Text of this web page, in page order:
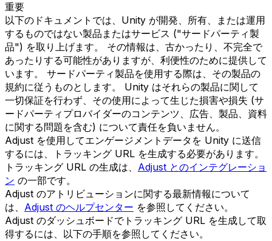
重要
以下のドキュメントでは、Unity が開発、所有、または運用
するものではない製品またはサービス ("サードパーティ製
品") を取り上げます。 その情報は、古かったり、不完全で
あったりする可能性がありますが、利便性のために提供して
います。 サードパーティ製品を使用する際は、その製品の
規約に従うものとします。 Unity はそれらの製品に関して
一切保証を行わず、その使用によって生じた損害や損失 (サ
ードパーティプロバイダーのコンテンツ、広告、製品、資料
に関する問題を含む) について責任を負いません。
Adjust を使用してエンゲージメントデータを Unity に送信
するには、トラッキング URL を生成する必要があります。
トラッキング URL の生成は、 Adjust とのインテグレーショ
ン の一部です。
Adjust のアトリビューションに関する最新情報について
は、 Adjust のヘルプセンター を参照してください。
Adjust のダッシュボードでトラッキング URL を生成して取
得するには、以下の手順を参照してください。